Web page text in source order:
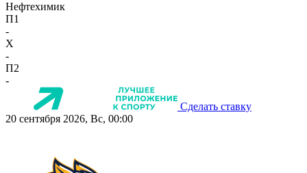
Нефтехимик
П1
-
X
-
П2
-
Сделать ставку
20 сентября 2026, Вс, 00:00